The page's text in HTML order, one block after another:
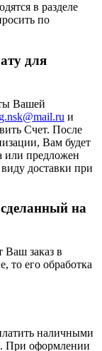
в разделе
по
для
Вашей
и
Счет. После
Вам будет
или предложен
доставки при
на
заказ в
то его обработка
наличными
При оформлении